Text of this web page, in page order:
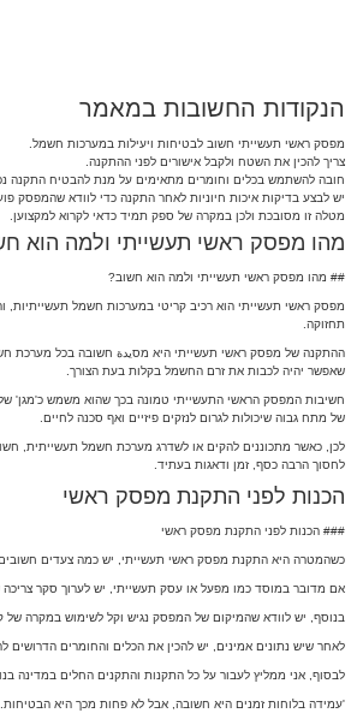
הנקודות החשובות במאמר
מפסק ראשי תעשייתי חשוב לבטיחות ויעילות במערכות חשמל.
צריך להכין את השטח ולקבל אישורים לפני ההתקנה.
חובה להשתמש בכלים וחומרים מתאימים על מנת להבטיח התקנה
יש לבצע בדיקות איכות חיוניות לאחר התקנה כדי לוודא שהמפסק
מטלה זו מסובכת ולכן במקרה של ספק תמיד כדאי לקרוא למקצוען.
מהו מפסק ראשי תעשייתי ולמה הוא
## מהו מפסק ראשי תעשייתי ולמה הוא חשוב?
מפסק ראשי תעשייתי הוא רכיב קריטי במערכות חשמל
תחזוקה.
ההתקנה של מפסק ראשי תעשייתי היא מסيدة חשובה בכל מערכת
שאפשר יהיה לכבות את זרם החשמל בקלות בעת הצורך.
חשיבות המפסק הראשי התעשייתי טמונה בכך שהוא משמש כ'מגן'
של מתח גבוה שיכולות לגרום לנזקים פיזיים ואף סכנה לחיים.
לכן, כאשר מתכוננים להקים או לשדרג מערכת חשמל תעשייתית,
לחסוך הרבה כסף, זמן ודאגות בעתיד.
הכנות לפני התקנת מפסק ראשי
### הכנות לפני התקנת מפסק ראשי
כשהמטרה היא התקנת מפסק ראשי תעשייתי, יש כמה צעדים
אם מדובר במוסד כמו מפעל או עסק תעשייתי, יש לערוך סקר
בנוסף, יש לוודא שהמיקום של המפסק נגיש וקל לשימוש במקרה של
לאחר שיש נתונים אמינים, יש להכין את הכלים והחומרים
לבסוף, אני ממליץ לעבור על כל התקנות והתקנים החלים במדינה
'עמידה בלוחות זמנים היא חשובה, אבל לא פחות מכך היא